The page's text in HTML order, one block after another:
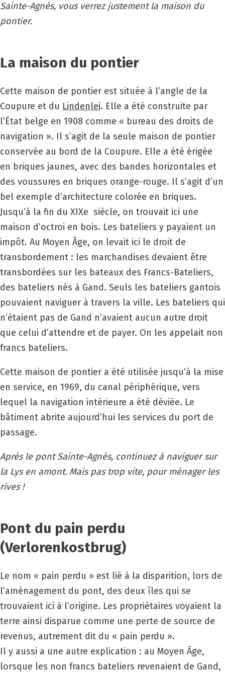
Sainte-Agnès, vous verrez justement la maison du
pontier.
La maison du pontier
Cette maison de pontier est située à l’angle de la
Coupure et du Lindenlei. Elle a été construite par
l’État belge en 1908 comme « bureau des droits de
navigation ». Il s’agit de la seule maison de pontier
conservée au bord de la Coupure. Elle a été érigée
en briques jaunes, avec des bandes horizontales et
des voussures en briques orange-rouge. Il s’agit d’un
bel exemple d’architecture colorée en briques.
Jusqu’à la fin du XIXe siècle, on trouvait ici une
maison d’octroi en bois. Les bateliers y payaient un
impôt. Au Moyen Âge, on levait ici le droit de
transbordement : les marchandises devaient être
transbordées sur les bateaux des Francs-Bateliers,
des bateliers nés à Gand. Seuls les bateliers gantois
pouvaient naviguer à travers la ville. Les bateliers qui
n’étaient pas de Gand n’avaient aucun autre droit
que celui d’attendre et de payer. On les appelait non
francs bateliers.
Cette maison de pontier a été utilisée jusqu’à la mise
en service, en 1969, du canal périphérique, vers
lequel la navigation intérieure a été déviée. Le
bâtiment abrite aujourd’hui les services du port de
passage.
Après le pont Sainte-Agnès, continuez à naviguer sur
la Lys en amont. Mais pas trop vite, pour ménager les
rives !
Pont du pain perdu
(Verlorenkostbrug)
Le nom « pain perdu » est lié à la disparition, lors de
l’aménagement du pont, des deux îles qui se
trouvaient ici à l’origine. Les propriétaires voyaient la
terre ainsi disparue comme une perte de source de
revenus, autrement dit du « pain perdu ».
Il y aussi a une autre explication : au Moyen Âge,
lorsque les non francs bateliers revenaient de Gand,